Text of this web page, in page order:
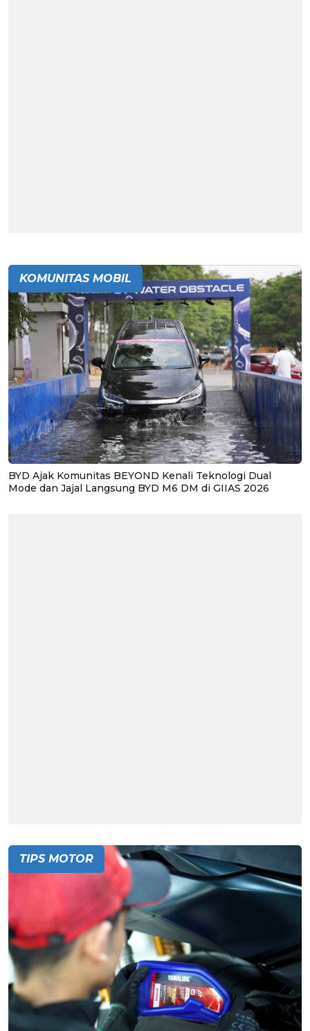
KOMUNITAS MOBIL
BYD Ajak Komunitas BEYOND Kenali Teknologi Dual
Mode dan Jajal Langsung BYD M6 DM di GIIAS 2026
TIPS MOTOR